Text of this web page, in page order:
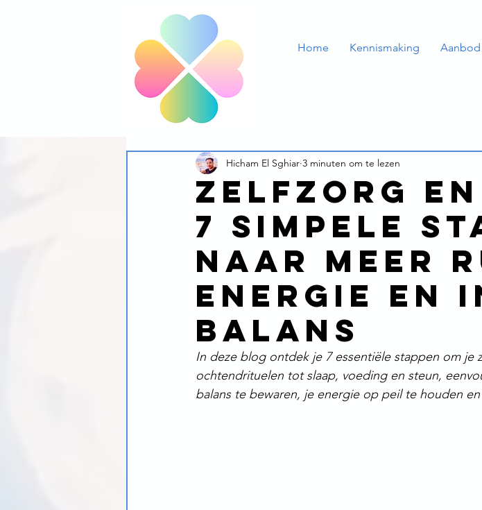
Home Kennismaking Aanbod
Zelfzorg
7 simpele
naar meer
energie en
balans
Hicham El Sghiar 3 minuten om te lezen
In deze blog ontdek je 7 essentiële stappen om je
ochtendrituelen tot slaap, voeding en steun,
balans te bewaren, je energie op peil te houden